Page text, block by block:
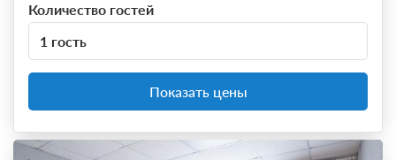
Количество гостей
1 гость
Показать цены